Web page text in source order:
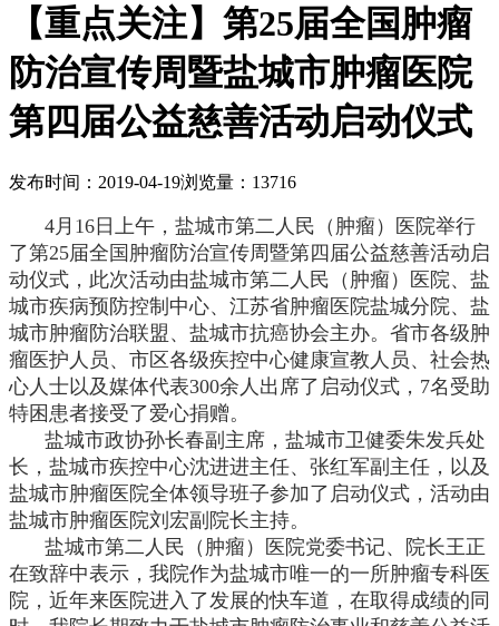
【重点关注】第25届全国肿瘤
防治宣传周暨盐城市肿瘤医院
第四届公益慈善活动启动仪式
发布时间：2019-04-19浏览量：13716
4月16日上午，盐城市第二人民（肿瘤）医院举行
了第25届全国肿瘤防治宣传周暨第四届公益慈善活动启
动仪式，此次活动由盐城市第二人民（肿瘤）医院、盐
城市疾病预防控制中心、江苏省肿瘤医院盐城分院、盐
城市肿瘤防治联盟、盐城市抗癌协会主办。省市各级肿
瘤医护人员、市区各级疾控中心健康宣教人员、社会热
心人士以及媒体代表300余人出席了启动仪式，7名受助
特困患者接受了爱心捐赠。
盐城市政协孙长春副主席，盐城市卫健委朱发兵处
长，盐城市疾控中心沈进进主任、张红军副主任，以及
盐城市肿瘤医院全体领导班子参加了启动仪式，活动由
盐城市肿瘤医院刘宏副院长主持。
盐城市第二人民（肿瘤）医院党委书记、院长王正
在致辞中表示，我院作为盐城市唯一的一所肿瘤专科医
院，近年来医院进入了发展的快车道，在取得成绩的同